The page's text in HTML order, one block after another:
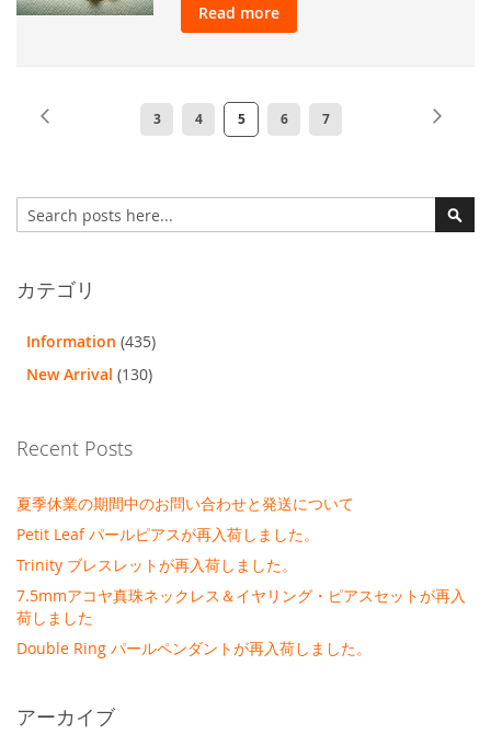
Read more
ペ
ー
ペ
3
ペ
4
ペ
5
ペ
6
ペ
7
検
索
カテゴリ
Information (435)
New Arrival (130)
Recent Posts
夏季休業の期間中のお問い合わせと発送について
Petit Leaf パールピアスが再入荷しました。
Trinity ブレスレットが再入荷しました。
7.5mmアコヤ真珠ネックレス＆イヤリング・ピアスセットが再入
荷しました
Double Ring パールペンダントが再入荷しました。
アーカイブ